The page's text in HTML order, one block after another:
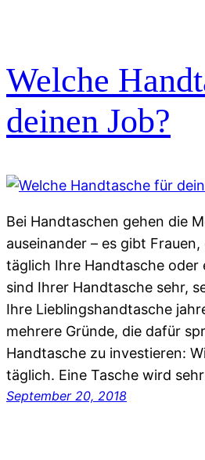
Welche
deinen Job?
Bei Handtaschen gehen die
auseinander – es gibt
täglich Ihre Handtasche oder
sind Ihrer Handtasche sehr,
Ihre Lieblingshandtasche
mehrere Gründe, die dafür
Handtasche zu investieren:
täglich. Eine Tasche wird
September 20, 2018